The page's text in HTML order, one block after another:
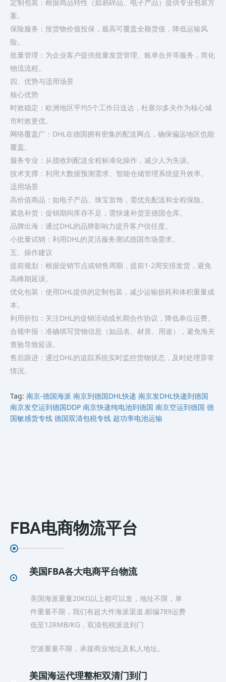
定制包装：根据商品特性（如易碎品、电子产品）提供专业包装方
案。
保险服务：按货物价值投保，最高可覆盖全额货值，降低运输风
险。
批量管理：为企业客户提供批量发货管理、账单合并等服务，简化
物流流程。
四、优势与适用场景
核心优势
时效稳定：欧洲地区平均5个工作日送达，杜塞尔多夫作为核心城
市时效更优。
网络覆盖广：DHL在德国拥有密集的配送网点，确保偏远地区也能
覆盖。
服务专业：从揽收到配送全程标准化操作，减少人为失误。
技术支撑：利用大数据预测需求、智能仓储管理系统提升效率。
适用场景
高价值商品：如电子产品、珠宝首饰，需优先配送和全程保险。
紧急补货：促销期间库存不足，需快速补货至德国仓库。
品牌出海：通过DHL的品牌影响力提升客户信任度。
小批量试销：利用DHL的灵活服务测试德国市场需求。
五、操作建议
提前规划：根据促销节点或销售周期，提前1-2周安排发货，避免
高峰期延误。
优化包装：使用DHL提供的定制包装，减少运输损耗和体积重量成
本。
利用折扣：关注DHL的促销活动或长期合作协议，降低单位运费。
合规申报：准确填写货物信息（如品名、材质、用途），避免海关
查验导致延误。
售后跟进：通过DHL的追踪系统实时监控货物状态，及时处理异常
情况。
Tag: 南京-德国海派‌‌‌‌ 南京到德国DHL快递‌ 南京发DHL快递到德国
南京发空运到德国DDP 南京快递纯电池到德国 南京空运到德国 德
国‌敏感货专线 德国双清包税专线 超功率电池运输
FBA电商物流平台
美国FBA各大电商平台物流
美国海派重量20KG以上都可以发，地址不限，单
件重量不限，我们有超大件海派渠道.邮编789运费
低至12RMB/KG，双清包税派送到门
空派重量不限，承接商业地址及私人地址。
美国海运代理整柜双清门到门